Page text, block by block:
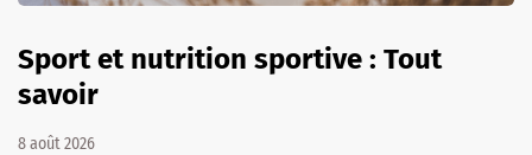
Sport et nutrition sportive : Tout
savoir
8 août 2026